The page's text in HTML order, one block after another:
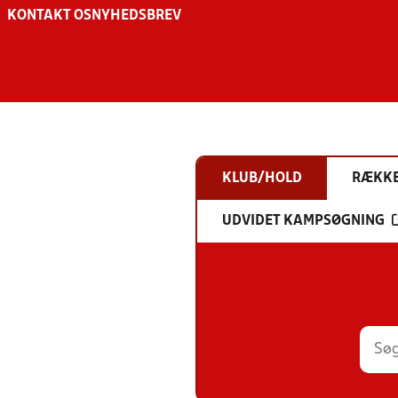
KONTAKT OS NYHEDSBREV
KLUB/HOLD
UDVIDET KAMPSØGNING